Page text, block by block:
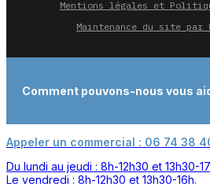
Mentions légales et
Maintenance du site par
Comment pouvons-nous vous
Appeler un commercial : 06 74 38
Du lundi au jeudi : 8h-12h30 et 13h30-
Le vendredi : 8h-12h30 et 13h30-16h.